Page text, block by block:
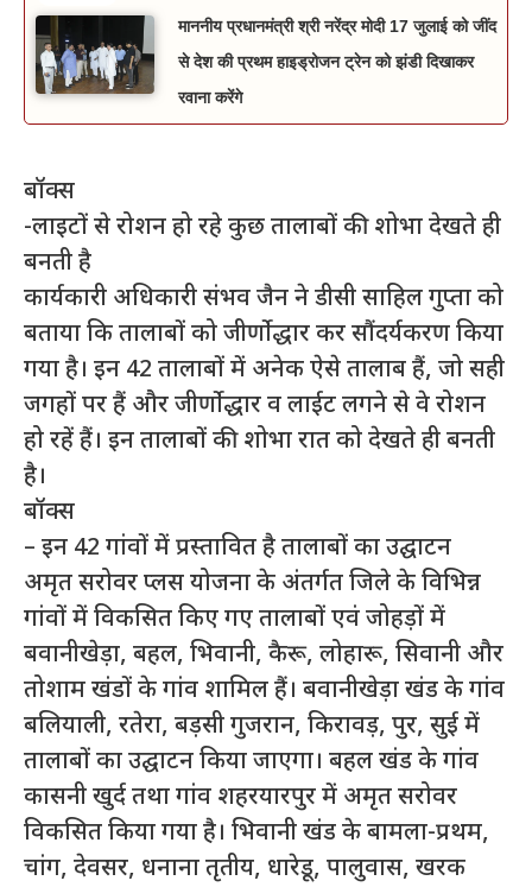
माननीय प्रधानमंत्री श्री नरेंद्र मोदी 17 जुलाई को जींद
से देश की प्रथम हाइड्रोजन ट्रेन को झंडी दिखाकर
रवाना करेंगे
बॉक्स
-लाइटों से रोशन हो रहे कुछ तालाबों की शोभा देखते ही
बनती है
कार्यकारी अधिकारी संभव जैन ने डीसी साहिल गुप्ता को
बताया कि तालाबों को जीर्णोद्धार कर सौंदर्यकरण किया
गया है। इन 42 तालाबों में अनेक ऐसे तालाब हैं, जो सही
जगहों पर हैं और जीर्णोद्धार व लाईट लगने से वे रोशन
हो रहें हैं। इन तालाबों की शोभा रात को देखते ही बनती
है।
बॉक्स
– इन 42 गांवों में प्रस्तावित है तालाबों का उद्घाटन
अमृत सरोवर प्लस योजना के अंतर्गत जिले के विभिन्न
गांवों में विकसित किए गए तालाबों एवं जोहड़ों में
बवानीखेड़ा, बहल, भिवानी, कैरू, लोहारू, सिवानी और
तोशाम खंडों के गांव शामिल हैं। बवानीखेड़ा खंड के गांव
बलियाली, रतेरा, बड़सी गुजरान, किरावड़, पुर, सुई में
तालाबों का उद्घाटन किया जाएगा। बहल खंड के गांव
कासनी खुर्द तथा गांव शहरयारपुर में अमृत सरोवर
विकसित किया गया है। भिवानी खंड के बामला-प्रथम,
चांग, देवसर, धनाना तृतीय, धारेडू, पालुवास, खरक